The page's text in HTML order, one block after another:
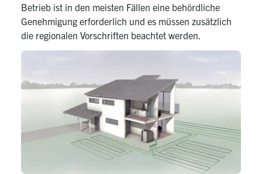
Betrieb ist in den meisten Fällen eine behördliche
Genehmigung erforderlich und es müssen zusätzlich
die regionalen Vorschriften beachtet werden.